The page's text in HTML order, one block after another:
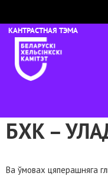
БХК –
Ва ўмовах цяперашняга